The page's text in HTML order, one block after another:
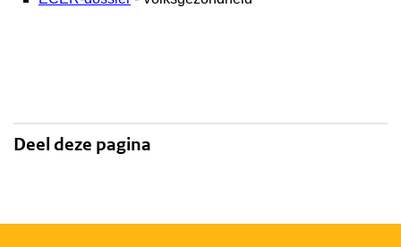
Deel deze pagina